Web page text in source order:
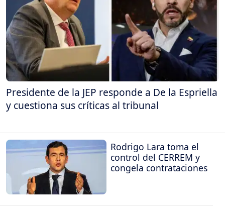
Presidente de la JEP responde a De la Espriella
y cuestiona sus críticas al tribunal
Rodrigo Lara toma el
control del CERREM y
congela contrataciones